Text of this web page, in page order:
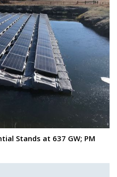
Stands at 637 GW; PM